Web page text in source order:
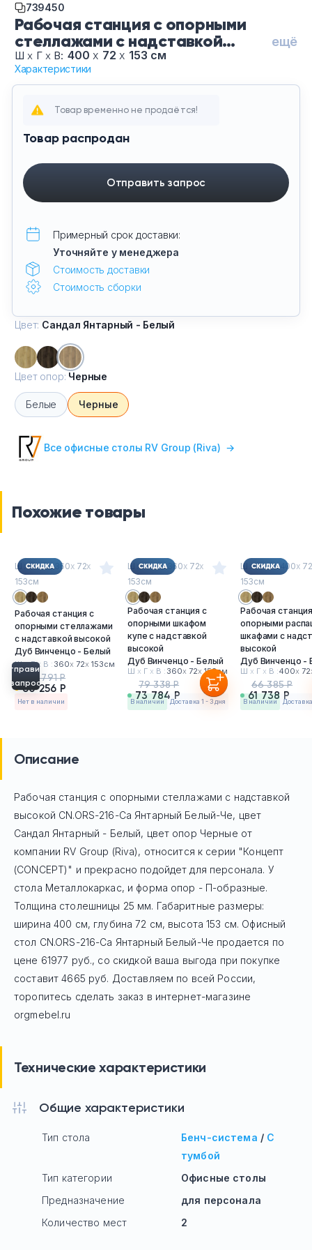
Рабочая станция с опорными
стеллажами с надставкой
высокой CN.ORS-216-Са
Янтарный Белый-Че, цвет
Сандал Янтарный - Белый, цвет
опор Черные
ещё
Шх Г х В: 400х 72х 153 см
Характеристики
739450
Товар временно не продаётся!
Товар распродан
Отправить запрос
Примерный срок доставки:
Уточняйте у менеджера
Стоимость доставки
Стоимость сборки
Цвет: Сандал Янтарный - Белый
Цвет опор: Черные
Белые Черные
Все офисные столы RV Group (Riva) →
Похожие товары
Ш хГхВ : 360х 72х
153см
Рабочая станция с
опорными стеллажами
с надставкой высокой
Дуб Винченцо - Белый
ШхГх В : 360х 72х 153см
60 256 Р
64 791 Р
Нет в наличии
Отправить
запрос
Ш хГхВ : 360х 72х
153см
Рабочая станция с
опорными шкафом
купе с надставкой
высокой
Дуб Винченцо - Белый
Ш х Г х В : 360х 72х 153см
73 784 Р
79 338 Р
в наличии Доставка 1 - 3 дня
Ш хГхВ : 400х 72
153см
Рабочая
опорными
шкафами с
высокой
Дуб Винченцо -
Ш х Г х В :400х 72
61 738 Р
66 385 Р
в наличии
Описание
Рабочая станция с опорными стеллажами с надставкой
высокой CN.ORS-216-Са Янтарный Белый-Че, цвет
Сандал Янтарный - Белый, цвет опор Черные от
компании RV Group (Riva), относится к серии "Концепт
(CONCEPT)" и прекрасно подойдет для персонала. У
стола Mеталлокаркас, и форма опор - П-образные.
Толщина столешницы 25 мм. Габаритные размеры:
ширина 400 см, глубина 72 см, высота 153 см. Офисный
стол CN.ORS-216-Са Янтарный Белый-Че продается по
цене 61977 руб., со скидкой ваша выгода при покупке
составит 4665 руб. Доставляем по всей России,
торопитесь сделать заказ в интернет-магазине
orgmebel.ru
Технические характеристики
Общие характеристики
Тип стола Бенч-система / С
тумбой
Тип категории
Офисные столы
Предназначение
для персонала
Количество мест
2
Офисные шкафы
Офисные диваны
Сейфы и металлическая мебель
Искусственные растения
Кашпо